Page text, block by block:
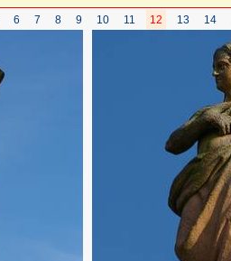
6 7 8 9 10 11 12 13 14